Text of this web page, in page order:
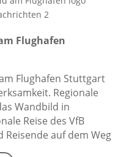
Flughafen
Flughafen Stuttgart
Regionale
Wandbild in
Reise des VfB
auf dem Weg